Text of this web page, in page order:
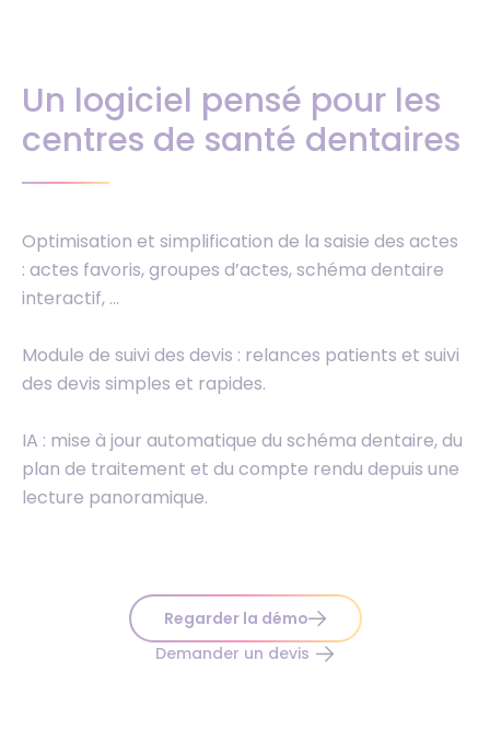
Un logiciel pensé pour les
centres de santé dentaires
Optimisation et simplification de la saisie des actes
: actes favoris, groupes d’actes, schéma dentaire
interactif, …
Module de suivi des devis : relances patients et suivi
des devis simples et rapides.
IA : mise à jour automatique du schéma dentaire, du
plan de traitement et du compte rendu depuis une
lecture panoramique.
Regarder la démo
Demander un devis